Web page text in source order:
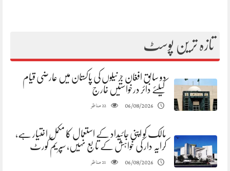
تازہ ترین پوسٹ
دو سابق افغان جرنیلوں کی پاکستان میں عارضی قیام
کیلئے دائر درخواستیں خارج
06/08/2026
22مناظر
مالک کو اپنی جائیداد کے استعمال کا مکمل اختیار ہے،
کرایہ دار کی خواہش کے تابع نہیں، سپریم کورٹ
06/08/2026
21مناظر